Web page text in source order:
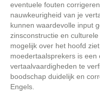
eventuele fouten
nauwkeurigheid van je
kunnen waardevolle input
zinsconstructie en
mogelijk over het hoofd
moedertaalsprekers is een
vertaalvaardigheden te
boodschap duidelijk en
Engels.